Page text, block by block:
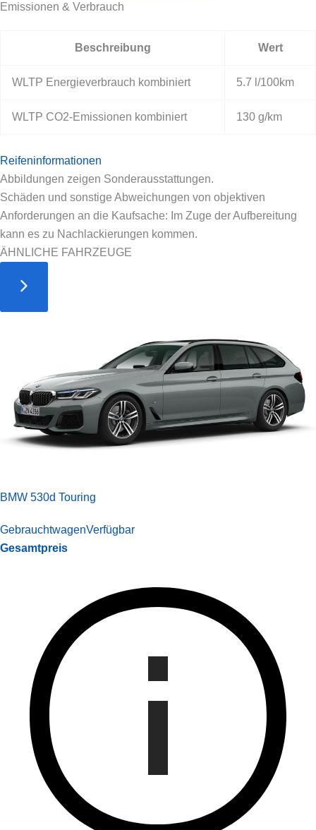
Emissionen & Verbrauch
Beschreibung Wert
WLTP Energieverbrauch kombiniert 5.7 l/100km
WLTP CO2-Emissionen kombiniert 130 g/km
Reifeninformationen
Abbildungen zeigen Sonderausstattungen.
Schäden und sonstige Abweichungen von objektiven
Anforderungen an die Kaufsache: Im Zuge der Aufbereitung
kann es zu Nachlackierungen kommen.
ÄHNLICHE FAHRZEUGE
BMW 530d Touring
GebrauchtwagenVerfügbar
Gesamtpreis